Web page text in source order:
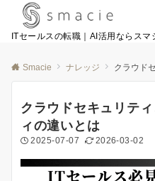
ITセールスの転職｜AI活用ならスマ
Smacie ナレッジ クラウドセ
クラウドセキュリテ
ィの違いとは
2025-07-07 2026-03-02